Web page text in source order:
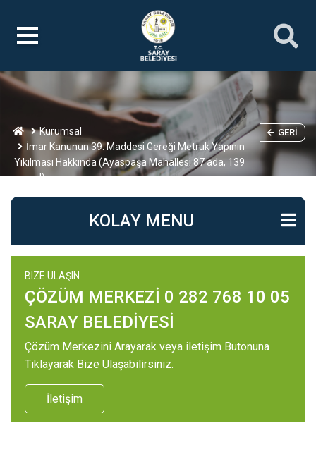
Kurumsal
İmar Kanunun 39. Maddesi Gereği Metruk Yapının
Yıkılması Hakkında (Ayaspaşa Mahallesi 87 ada, 139
parsel)
GERI
KOLAY MENU
BIZE ULAŞIN
ÇÖZÜM MERKEZİ 0 282 768 10 05
SARAY BELEDİYESİ
Çözüm Merkezini Arayarak veya iletişim Butonuna
Tıklayarak Bize Ulaşabilirsiniz.
İletişim